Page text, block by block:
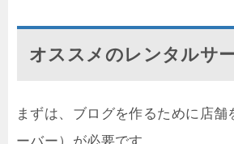
オススメのレンタルサ
まずは、ブログを作るために店舗